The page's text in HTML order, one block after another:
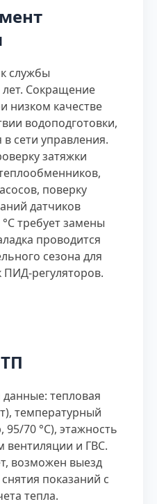
службы
Сокращение
низком качестве
водоподготовки,
сети управления.
затяжки
поверку
датчиков
требует замены
проводится
сезона для
ПИД-регуляторов.
тепловая
температурный
70 °С), этажность
вентиляции и ГВС.
возможен выезд
показаний с
тепла.